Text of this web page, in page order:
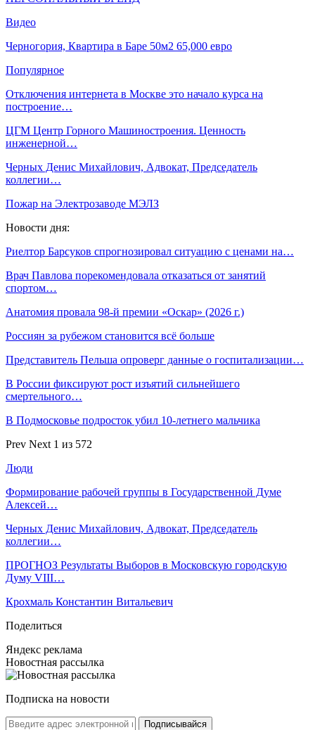
Видео
Черногория, Квартира в Баре 50м2 65,000 евро
Популярное
Отключения интернета в Москве это начало курса на
построение…
ЦГМ Центр Горного Машиностроения. Ценность
инженерной…
Черных Денис Михайлович, Адвокат, Председатель
коллегии…
Пожар на Электрозаводе МЭЛЗ
Новости дня:
Риелтор Барсуков спрогнозировал ситуацию с ценами на…
Врач Павлова порекомендовала отказаться от занятий
спортом…
Анатомия провала 98-й премии «Оскар» (2026 г.)
Россиян за рубежом становится всё больше
Представитель Пельша опроверг данные о госпитализации…
В России фиксируют рост изъятий сильнейшего
смертельного…
В Подмосковье подросток убил 10-летнего мальчика
Prev Next 1 из 572
Люди
Формирование рабочей группы в Государственной Думе
Алексей…
Черных Денис Михайлович, Адвокат, Председатель
коллегии…
ПРОГНОЗ Результаты Выборов в Московскую городскую
Думу VIII…
Крохмаль Константин Витальевич
Поделиться
Яндекс реклама
Новостная рассылка
Подписка на новости
Подписывайся